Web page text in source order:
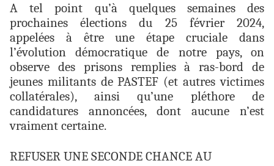
A tel point qu’à quelques semaines des
prochaines élections du 25 février 2024,
appelées à être une étape cruciale dans
l’évolution démocratique de notre pays, on
observe des prisons remplies à ras-bord de
jeunes militants de PASTEF (et autres victimes
collatérales), ainsi qu’une pléthore de
candidatures annoncées, dont aucune n’est
vraiment certaine.
REFUSER UNE SECONDE CHANCE AU